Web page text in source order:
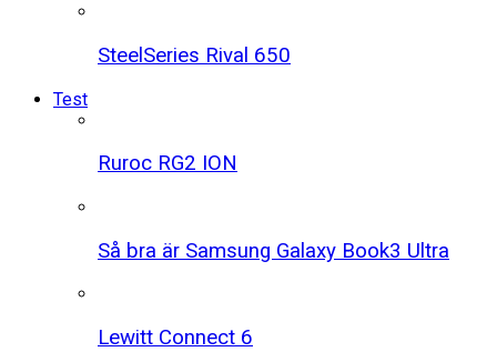
SteelSeries Rival 650
Test
Ruroc RG2 ION
Så bra är Samsung Galaxy Book3 Ultra
Lewitt Connect 6